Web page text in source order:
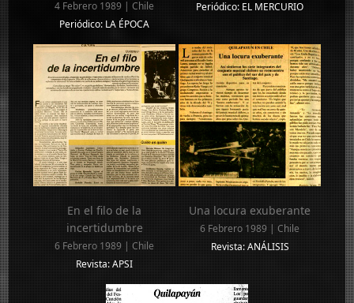
4 Febrero 1989 | Chile
Periódico: LA ÉPOCA
Periódico: EL MERCURIO
En el filo de la
incertidumbre
6 Febrero 1989 | Chile
Revista: APSI
Una locura exuberante
6 Febrero 1989 | Chile
Revista: ANÁLISIS